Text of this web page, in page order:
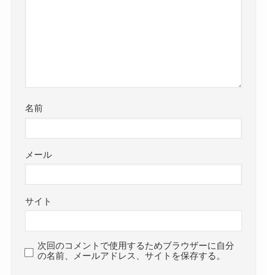
名前
メール
サイト
次回のコメントで使用するためブラウザーに自分
の名前、メールアドレス、サイトを保存する。